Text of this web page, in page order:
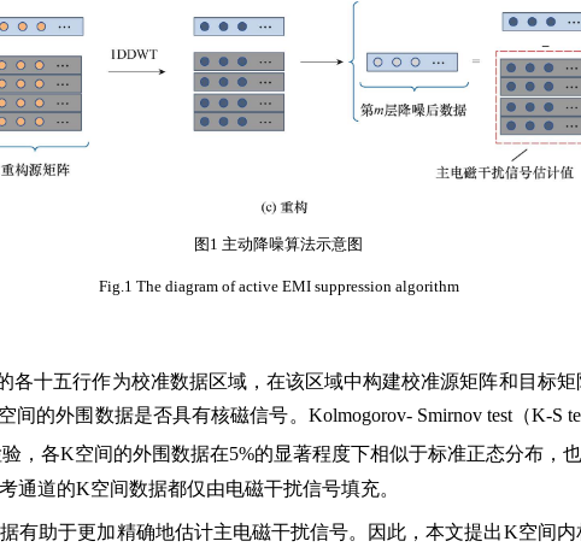
图1 主动降噪算法示意图
Fig.1 The diagram of active EMI suppression algorithm
十五行作为校准数据区域，在该区域中构建校准源矩阵和目标
的外围数据是否具有核磁信号。Kolmogorov- Smirnov test（K-S
验，各K空间的外围数据在5%的显著程度下相似于标准正态分布
通道的K空间数据都仅由电磁干扰信号填充。
有助于更加精确地估计主电磁干扰信号。因此，本文提出K空间